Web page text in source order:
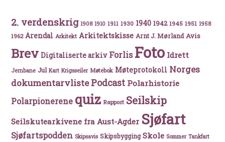
2. verdenskrig 1908 1910 1911 1930 1940 1942 1945 1951 1958
1962 Arendal Arkitekt Arkitektskisse Arnt J. Mørland Avis
Brev Digitaliserte arkiv Forlis Foto Idrett
Jernbane Jul Kart Krigsseiler Møtebok Møteprotokoll Norges
dokumentarvlistePodcast Polarhistorie
Polarpionerene quiz Rapport Seilskip
Seilskutearkivene fra Aust-Agder Sjøfart
Sjøfartspodden Skipsavis Skipsbygging Skole Sommer Tankfart